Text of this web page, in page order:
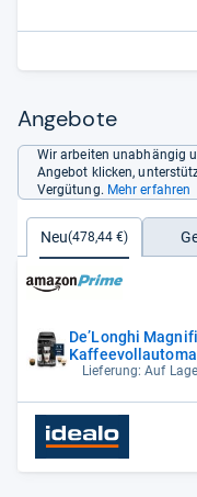
Angebote
Wir arbeiten unabhängig
Angebot klicken,
Vergütung. Mehr erfahren
Neu(478,44 €)
De’Longhi
Lieferung: Auf